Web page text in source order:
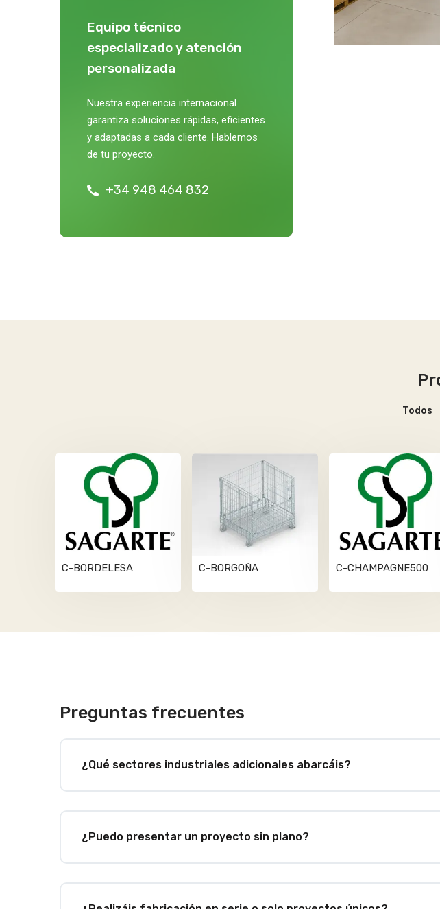
Equipo técnico
especializado y atención
personalizada
Nuestra experiencia internacional
garantiza soluciones rápidas, eficientes
y adaptadas a cada cliente. Hablemos
de tu proyecto.
+34 948 464 832
Todos
C-BORDELESA C-BORGOÑA C-CHAMPAGNE500
Preguntas frecuentes
¿Qué sectores industriales adicionales abarcáis?
¿Puedo presentar un proyecto sin plano?